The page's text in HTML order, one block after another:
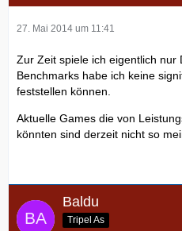
27. Mai 2014 um 11:41
Zur Zeit spiele ich eigentlich nur
Benchmarks habe ich keine
feststellen können.
Aktuelle Games die von
könnten sind derzeit nicht so
Baldu
Tripel As